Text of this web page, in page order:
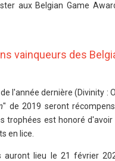
aux Belgian Game
vainqueurs des
l'année dernière (Divinity :
" de 2019 seront
trophées est honoré
en lice.
auront lieu le 21 février